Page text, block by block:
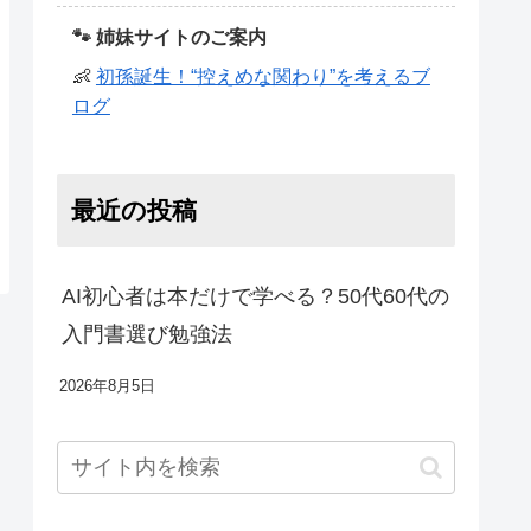
🐾 姉妹サイトのご案内
👶 初孫誕生！“控えめな関わり”を考えるブ
ログ
最近の投稿
AI初心者は本だけで学べる？50代60代の
入門書選び勉強法
2026年8月5日